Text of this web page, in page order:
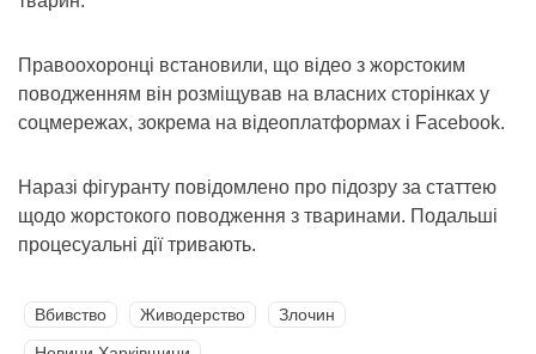
Правоохоронці встановили, що відео з жорстоким
поводженням він розміщував на власних сторінках у
соцмережах, зокрема на відеоплатформах і Facebook.
Наразі фігуранту повідомлено про підозру за статтею
щодо жорстокого поводження з тваринами. Подальші
процесуальні дії тривають.
Вбивство Живодерство
Злочин